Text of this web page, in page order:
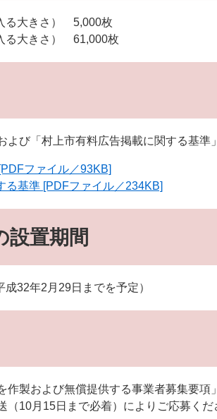
る大きさ） 5,000枚
る大きさ） 61,000枚
よび「村上市有料広告掲載に関する基準
ファイル／93KB]
る基準 [PDFファイル／234KB]
設置期間
32年2月29日までを予定）
作製および無償提供する事業者募集要
10月15日まで必着）によりご応募くだ